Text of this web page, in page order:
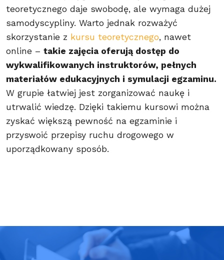
teoretycznego daje swobodę, ale wymaga dużej
samodyscypliny. Warto jednak rozważyć
skorzystanie z kursu teoretycznego, nawet
online – takie zajęcia oferują dostęp do
wykwalifikowanych instruktorów, pełnych
materiałów edukacyjnych i symulacji egzaminu.
W grupie łatwiej jest zorganizować naukę i
utrwalić wiedzę. Dzięki takiemu kursowi można
zyskać większą pewność na egzaminie i
przyswoić przepisy ruchu drogowego w
uporządkowany sposób.